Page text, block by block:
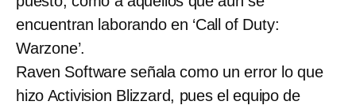
encuentran laborando en ‘Call of Duty:
Warzone’.
Raven Software señala como un error lo que
hizo Activision Blizzard, pues el equipo de